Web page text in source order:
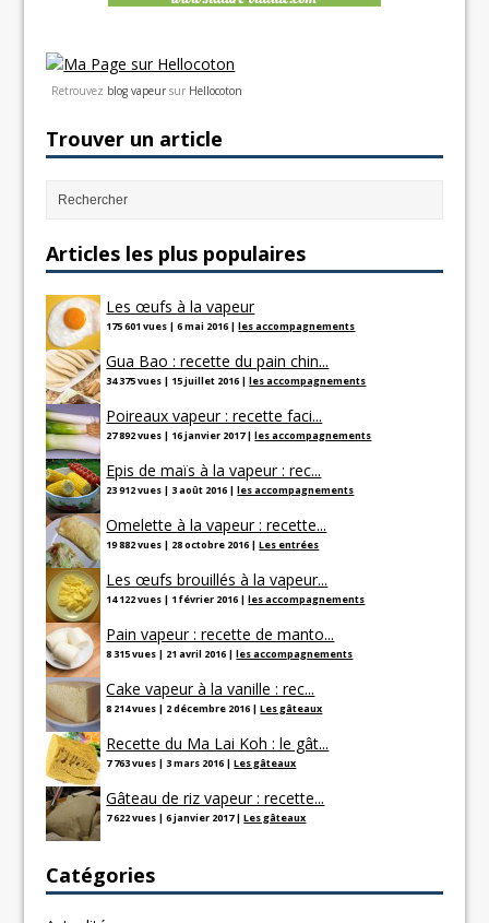
Retrouvez blog vapeur sur Hellocoton
Trouver un article
Articles les plus populaires
Les œufs à la vapeur
175 601 vues |6 mai 2016 |les accompagnements
Gua Bao : recette du pain chin...
34 375 vues | 15 juillet 2016 |les accompagnements
Poireaux vapeur : recette faci...
27 892 vues | 16 janvier 2017|les accompagnements
Epis de maïs à la vapeur : rec...
23 912 vues |3 août 2016 |les accompagnements
Omelette à la vapeur : recette...
19 882 vues | 28 octobre 2016 |Les entrées
Les œufs brouillés à la vapeur...
14 122 vues | 1 février 2016 |les accompagnements
Pain vapeur : recette de manto...
8 315 vues | 21 avril 2016 |les accompagnements
Cake vapeur à la vanille : rec...
8 214 vues | 2 décembre 2016 |Les gâteaux
Recette du Ma Lai Koh : le gât...
7 763 vues |3 mars 2016 |Les gâteaux
Gâteau de riz vapeur : recette...
7 622 vues |6 janvier 2017|Les gâteaux
Catégories